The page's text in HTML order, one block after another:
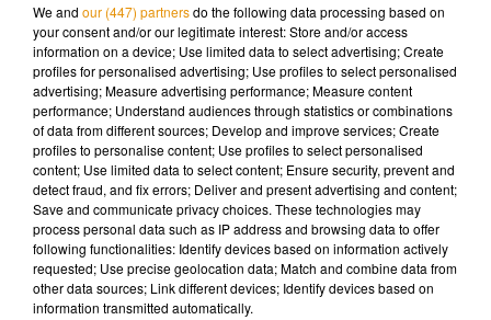
Musique
We and our (447) partnersdo the following data processing based on
your consent and/or our legitimate interest: Store and/or access
information on a device; Use limited data to select advertising; Create
profiles for personalised advertising; Use profiles to select personalised
advertising; Measure advertising performance; Measure content
performance; Understand audiences through statistics or combinations
of data from different sources; Develop and improve services; Create
profiles to personalise content; Use profiles to select personalised
content; Use limited data to select content; Ensure security, prevent and
detect fraud, and fix errors; Deliver and present advertising and content;
Save and communicate privacy choices. These technologies may
process personal data such as IP address and browsing data to offer
following functionalities: Identify devices based on information actively
requested; Use precise geolocation data; Match and combine data from
other data sources; Link different devices; Identify devices based on
information transmitted automatically.